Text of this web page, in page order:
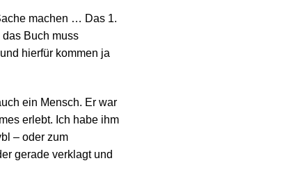
machen … Das 1.
das Buch muss
hierfür kommen ja
ein Mensch. Er war
erlebt. Ich habe ihm
– oder zum
gerade verklagt und